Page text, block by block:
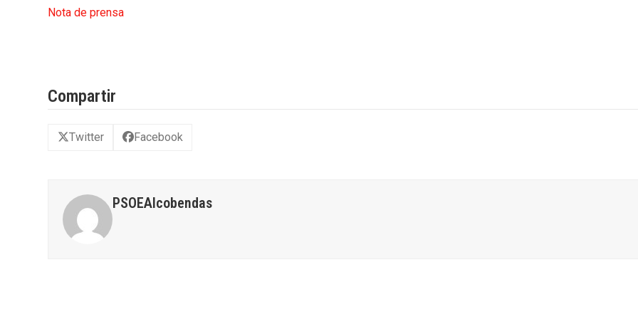
Nota de prensa
Compartir
Twitter Facebook
PSOEAlcobendas